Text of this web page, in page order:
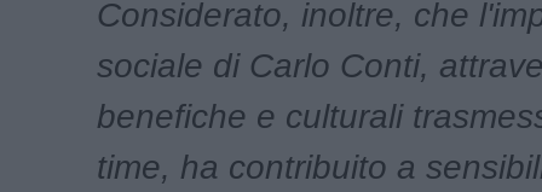
Considerato, inoltre, che
sociale di Carlo Conti,
benefiche e culturali
time, ha contribuito a